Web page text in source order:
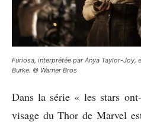
Furiosa, interprétée par Anya Taylor-Joy,
Burke. © Warner Bros
Dans la série « les stars
visage du Thor de Marvel